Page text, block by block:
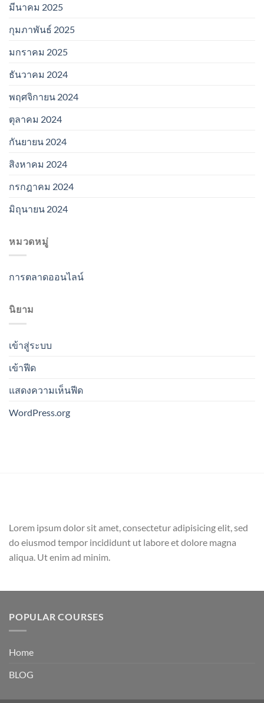
มีนาคม 2025
กุมภาพันธ์ 2025
มกราคม 2025
ธันวาคม 2024
พฤศจิกายน 2024
ตุลาคม 2024
กันยายน 2024
สิงหาคม 2024
กรกฎาคม 2024
มิถุนายน 2024
หมวดหมู่
การตลาดออนไลน์
นิยาม
เข้าสู่ระบบ
เข้าฟีด
แสดงความเห็นฟีด
WordPress.org
Lorem ipsum dolor sit amet, consectetur adipisicing elit, sed
do eiusmod tempor incididunt ut labore et dolore magna
aliqua. Ut enim ad minim.
POPULAR COURSES
Home
BLOG